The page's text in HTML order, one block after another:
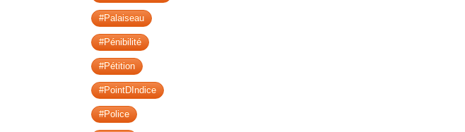
#Palaiseau
#Pénibilité
#Pétition
#PointDIndice
#Police